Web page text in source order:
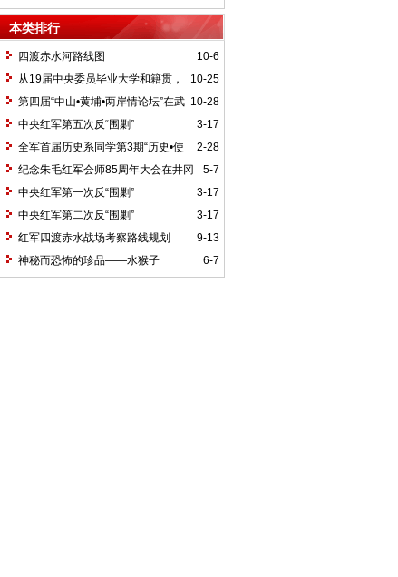
埔精神与国家统一大业
本类排行
10-6
四渡赤水河路线图
10-25
从19届中央委员毕业大学和籍贯，
看当代中国文化区域积淀
10-28
第四届“中山•黄埔•两岸情论坛”在武
汉举行
3-17
中央红军第五次反“围剿”
2-28
全军首届历史系同学第3期“历史•使
命”论坛纪要
5-7
纪念朱毛红军会师85周年大会在井冈
山召开
3-17
中央红军第一次反“围剿”
3-17
中央红军第二次反“围剿”
9-13
红军四渡赤水战场考察路线规划
6-7
神秘而恐怖的珍品——水猴子